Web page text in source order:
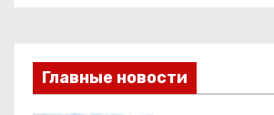
в
и
Главные новости